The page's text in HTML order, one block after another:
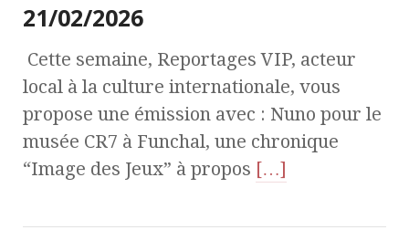
21/02/2026
Cette semaine, Reportages VIP, acteur
local à la culture internationale, vous
propose une émission avec : Nuno pour le
musée CR7 à Funchal, une chronique
“Image des Jeux” à propos […]